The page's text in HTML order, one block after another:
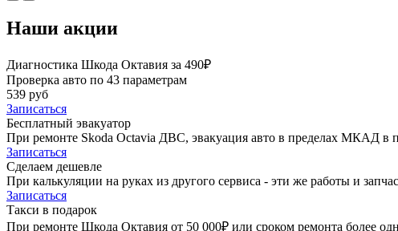
Наши акции
Диагностика Шкода Октавия за 490₽
Проверка авто по 43 параметрам
539 руб
Записаться
Бесплатный эвакуатор
При ремонте Skoda Octavia ДВС, эвакуация авто в пределах МКАД в
Записаться
Сделаем дешевле
При калькуляции на руках из другого сервиса - эти же работы и
Записаться
Такси в подарок
При ремонте Шкода Октавия от 50 000₽ или сроком ремонта более